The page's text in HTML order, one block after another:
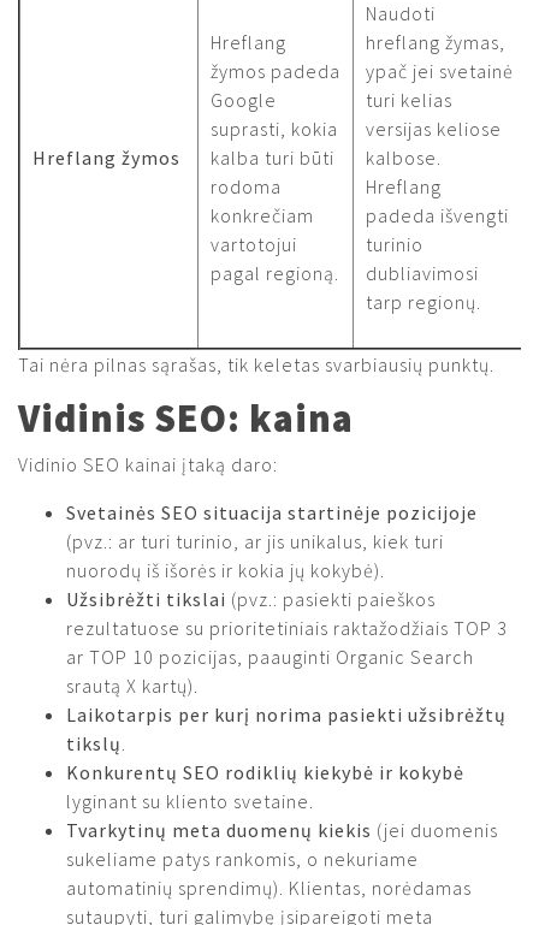
Hreflang žymos
Hreflang
žymos padeda
Google
suprasti, kokia
kalba turi būti
rodoma
konkrečiam
vartotojui
pagal regioną.
Naudoti
hreflang žymas,
ypač jei svetainė
turi kelias
versijas keliose
kalbose.
Hreflang
padeda išvengti
turinio
dubliavimosi
tarp regionų.
Tai nėra pilnas sąrašas, tik keletas svarbiausių punktų.
Vidinis SEO: kaina
Vidinio SEO kainai įtaką daro:
Svetainės SEO situacija startinėje pozicijoje
(pvz.: ar turi turinio, ar jis unikalus, kiek turi
nuorodų iš išorės ir kokia jų kokybė).
Užsibrėžti tikslai (pvz.: pasiekti paieškos
rezultatuose su prioritetiniais raktažodžiais TOP 3
ar TOP 10 pozicijas, paauginti Organic Search
srautą X kartų).
Laikotarpis per kurį norima pasiekti užsibrėžtų
tikslų.
Konkurentų SEO rodiklių kiekybė ir kokybė
lyginant su kliento svetaine.
Tvarkytinų meta duomenų kiekis (jei duomenis
sukeliame patys rankomis, o nekuriame
automatinių sprendimų). Klientas, norėdamas
sutaupyti, turi galimybę įsipareigoti meta